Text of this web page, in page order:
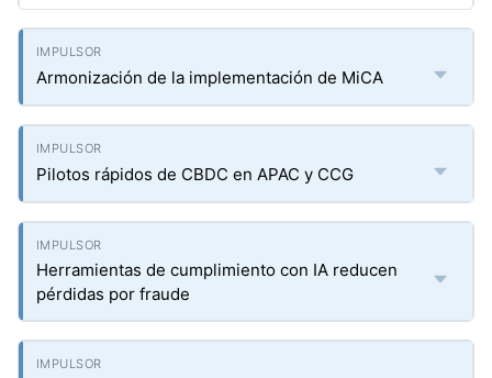
Armonización de la implementación de MiCA
Pilotos rápidos de CBDC en APAC y CCG
Herramientas de cumplimiento con IA reducen
pérdidas por fraude